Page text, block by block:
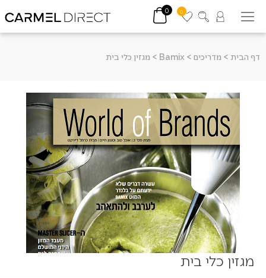
0
0
דף הבית > מדריכים >
Bamix
> מגזין כלי בית
מגזין כלי בית